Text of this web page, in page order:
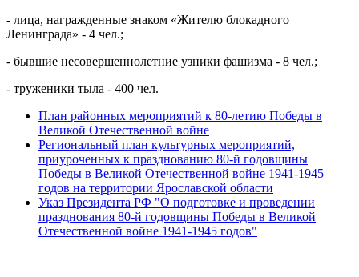
- лица, награжденные знаком «Жителю блокадного
Ленинграда» - 4 чел.;
- бывшие несовершеннолетние узники фашизма - 8 чел.;
- труженики тыла - 400 чел.
План районных мероприятий к 80-летию Победы в
Великой Отечественной войне
Региональный план культурных мероприятий​,
приуроченных к празднованию 80-й годовщины
Победы в Великой Отечественной войне 1941-1945
годов на территории Ярославской области
Указ Президента РФ "О подготовке и проведении
празднования 80-й годовщины Победы в Великой
Отечественной войне 1941-1945 годов"